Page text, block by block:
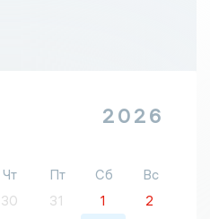
2026
Чт Пт Сб
Вс
30 31 1
2